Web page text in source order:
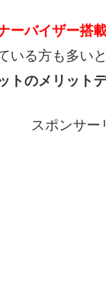
ーバイザー搭
る方も多いと
トのメリット
スポンサー